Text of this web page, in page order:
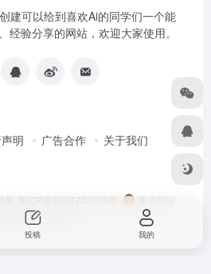
建可以给到喜欢Ai的同学们一个能
经验分享的网站，欢迎大家使用。
明 广告合作 关于我们
粤ICP备2024242698号
粤公网安
号
投稿 我的